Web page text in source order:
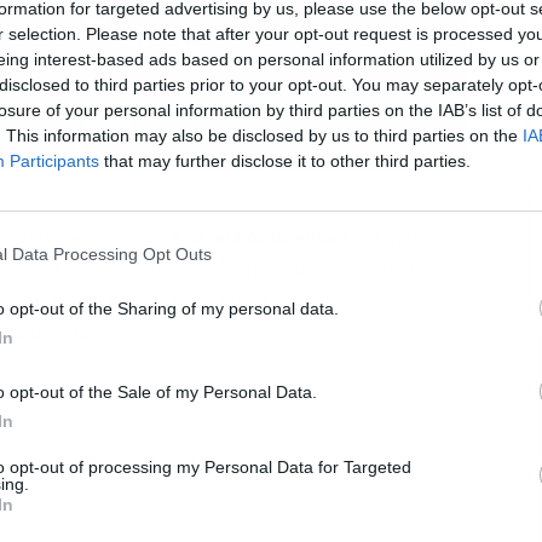
for targeted advertising by us, please use the below opt-out
selection. Please note that after your opt-out request is processed
interest-based ads based on personal information utilized by us
to third parties prior to your opt-out. You may separately
of your personal information by third parties on the IAB’s list of
This information may also be disclosed by us to third parties on the
Participants that may further disclose it to other third parties.
Data Processing Opt Outs
opt-out of the Sharing of my personal data.
opt-out of the Sale of my Personal Data.
opt-out of processing my Personal Data for Targeted
sistema operativo
es el momento de incrementar sus posibilidades y
En ella se incluyen tanto juegos como
de interés.